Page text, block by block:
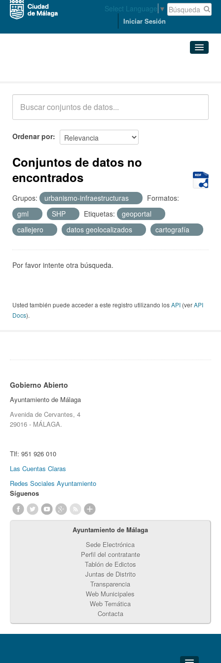
Select Language ▼
Iniciar Sesión
Acerca de
Ordenar por
Conjuntos de datos no
encontrados
Grupos: urbanismo-infraestructuras
Formatos:
gml
SHP Etiquetas:
geoportal
callejero
datos geolocalizados cartografía
Por favor intente otra búsqueda.
Usted también puede acceder a este registro utilizando losAPI (verAPI
Docs).
Gobierno Abierto
Ayuntamiento de Málaga
Avenida de Cervantes, 4
29016 - MÁLAGA.
Tlf: 951 926 010
Las Cuentas Claras
Redes Sociales Ayuntamiento
Síguenos
Ayuntamiento de Málaga
Sede Electrónica
Perfil del contratante
Tablón de Edictos
Juntas de Distrito
Transparencia
Web Municipales
Web Temática
Contacta